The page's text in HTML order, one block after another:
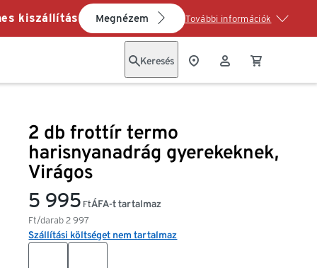
kiszállítás Megnézem További információk
Keresés
2 db frottír termo
harisnyanadrág gyerekeknek,
Virágos
5 995 Ft
Ft/darab2 997
ÁFA-t tartalmaz
Szállítási költséget nem tartalmaz